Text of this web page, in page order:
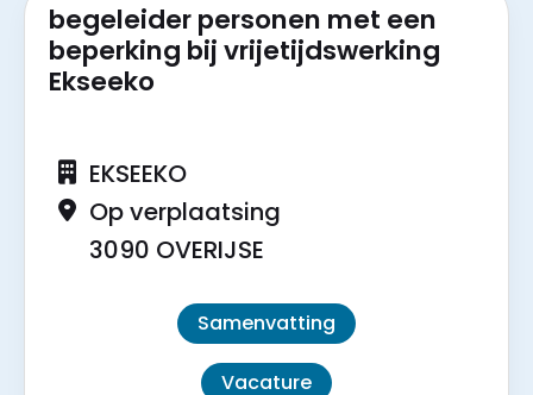
begeleider personen met een
beperking bij vrijetijdswerking
Ekseeko
EKSEEKO
Op verplaatsing
3090 OVERIJSE
Samenvatting
Vacature